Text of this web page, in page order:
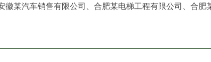
某汽车销售有限公司、合肥某电梯工程有限公司、合